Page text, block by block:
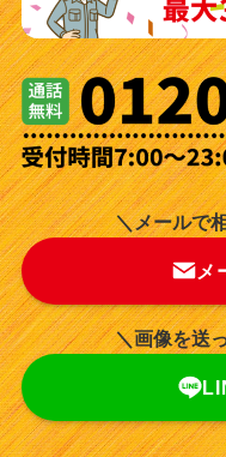
＼メールで
メ
＼画像を送